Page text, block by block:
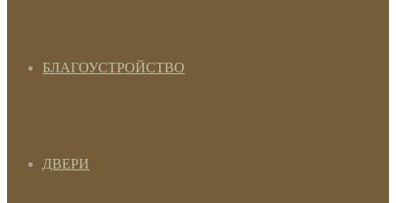
БЛАГОУСТРОЙСТВО
ДВЕРИ